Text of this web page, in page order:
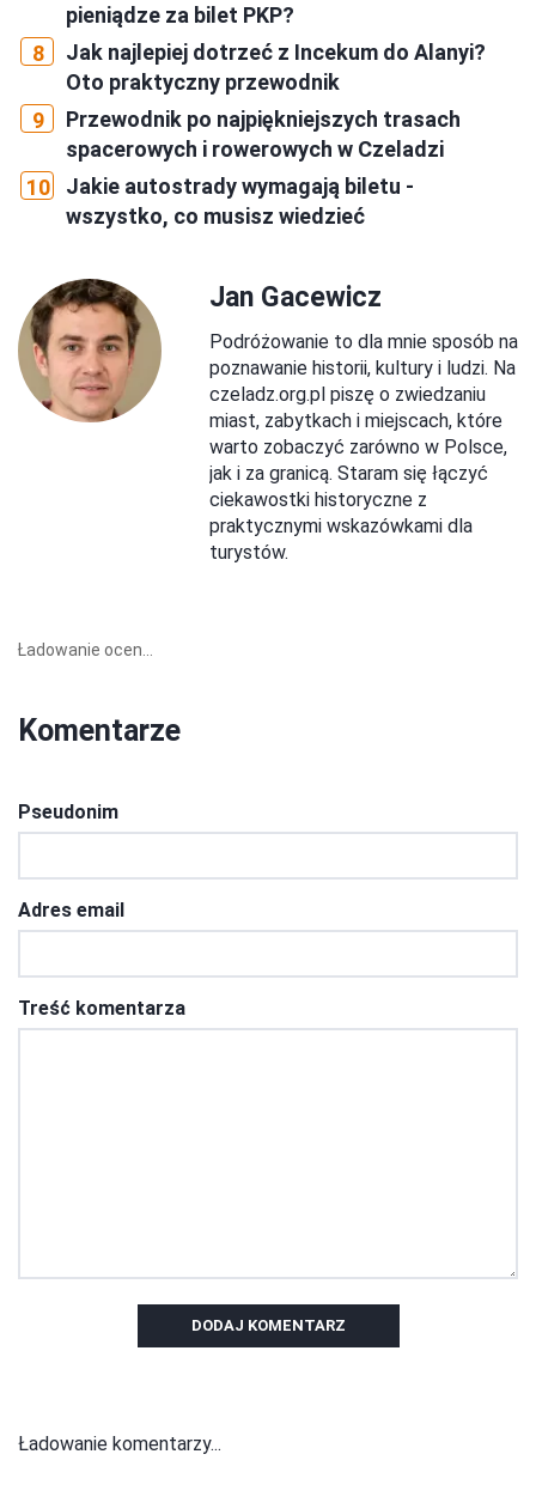
pieniądze za bilet PKP?
Jak najlepiej dotrzeć z Incekum do Alanyi?
Oto praktyczny przewodnik
Przewodnik po najpiękniejszych trasach
spacerowych i rowerowych w Czeladzi
Jakie autostrady wymagają biletu -
wszystko, co musisz wiedzieć
Jan Gacewicz
Podróżowanie to dla mnie sposób na
poznawanie historii, kultury i ludzi. Na
czeladz.org.pl piszę o zwiedzaniu
miast, zabytkach i miejscach, które
warto zobaczyć zarówno w Polsce,
jak i za granicą. Staram się łączyć
ciekawostki historyczne z
praktycznymi wskazówkami dla
turystów.
Ładowanie ocen...
Komentarze
Pseudonim
Adres email
Treść komentarza
DODAJ KOMENTARZ
Ładowanie komentarzy...